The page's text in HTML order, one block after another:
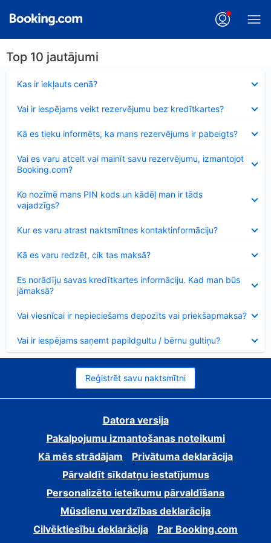
Top 10 jautājumi
Kas ir iekļauts cenā?
Vai ir iespējams veikt rezervējumu bez kredītkartes?
Kā es tieku informēts, ka mans rezervējums ir pabeigts?
Vai es varu atcelt vai mainīt savu rezervējumu, izmantojot
Booking.com?
Ko nozīmē mans PIN kods un kādēļ man ir tāds
vajadzīgs?
Kur es varu atrast naktsmītnes kontaktinformāciju?
Kā es varu redzēt, cik tas maksā?
Es norādīju savas kredītkartes informāciju. Kad man būs
jāmaksā?
Vai viesnīcai ir nepieciešams depozīts vai priekšapmaksa?
Vai ir iespējams saņemt papildgultu / bērnu gultiņu?
Reģistrēt savu naktsmītni
Datora versija
Pakalpojumu izmantošanas noteikumi
Kā mēs strādājam
Privātuma deklarācija
Pārvaldīt sīkdatņu iestatījumus
Personalizēto ieteikumu pārvaldīšana
Mūsdienu verdzības deklarācija
Cilvēktiesību deklarācija
Par Booking.com